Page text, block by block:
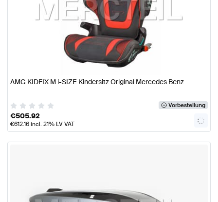
AMG KIDFIX M i-SIZE Kindersitz Original Mercedes Benz
Vorbestellung
€505.92
€612.16incl. 21% LV VAT